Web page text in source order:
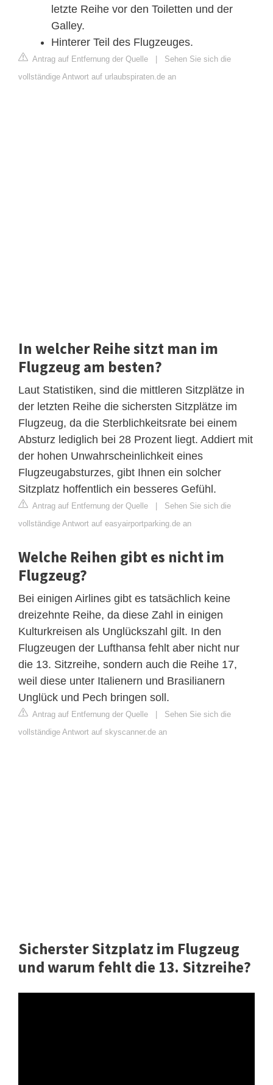
letzte Reihe vor den Toiletten und der
Galley.
Hinterer Teil des Flugzeuges.
Antrag auf Entfernung der Quelle
Sehen Sie sich die
vollständige Antwort auf urlaubspiraten.de an
In welcher Reihe sitzt man im
Flugzeug am besten?
Laut Statistiken, sind die mittleren Sitzplätze in
der letzten Reihe die sichersten Sitzplätze im
Flugzeug, da die Sterblichkeitsrate bei einem
Absturz lediglich bei 28 Prozent liegt. Addiert mit
der hohen Unwahrscheinlichkeit eines
Flugzeugabsturzes, gibt Ihnen ein solcher
Sitzplatz hoffentlich ein besseres Gefühl.
Antrag auf Entfernung der Quelle
Sehen Sie sich die
vollständige Antwort auf easyairportparking.de an
Welche Reihen gibt es nicht im
Flugzeug?
Bei einigen Airlines gibt es tatsächlich keine
dreizehnte Reihe, da diese Zahl in einigen
Kulturkreisen als Unglückszahl gilt. In den
Flugzeugen der Lufthansa fehlt aber nicht nur
die 13. Sitzreihe, sondern auch die Reihe 17,
weil diese unter Italienern und Brasilianern
Unglück und Pech bringen soll.
Antrag auf Entfernung der Quelle
Sehen Sie sich die
vollständige Antwort auf skyscanner.de an
Sicherster Sitzplatz im Flugzeug
und warum fehlt die 13. Sitzreihe?